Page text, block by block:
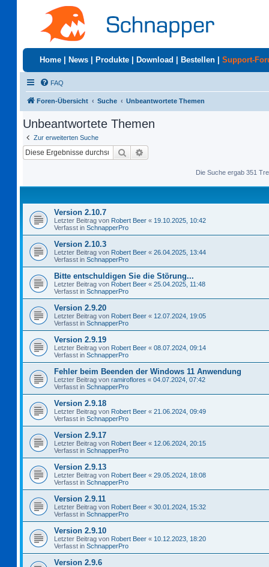
Home News Produkte Download Bestellen Support-
FAQ
Foren-Übersicht Suche Unbeantwortete Themen
Unbeantwortete Themen
Zur erweiterten Suche
Suche
Die Suche ergab 351
Version 2.10.7
Letzter Beitrag von Robert Beer « 19.10.2025, 10:42
Verfasst in SchnapperPro
Version 2.10.3
Letzter Beitrag von Robert Beer « 26.04.2025, 13:44
Verfasst in SchnapperPro
Bitte entschuldigen Sie die Störung...
Letzter Beitrag von Robert Beer « 25.04.2025, 11:48
Verfasst in SchnapperPro
Version 2.9.20
Letzter Beitrag von Robert Beer « 12.07.2024, 19:05
Verfasst in SchnapperPro
Version 2.9.19
Letzter Beitrag von Robert Beer « 08.07.2024, 09:14
Verfasst in SchnapperPro
Fehler beim Beenden der Windows 11 Anwendung
Letzter Beitrag von ramiroflores « 04.07.2024, 07:42
Verfasst in SchnapperPro
Version 2.9.18
Letzter Beitrag von Robert Beer « 21.06.2024, 09:49
Verfasst in SchnapperPro
Version 2.9.17
Letzter Beitrag von Robert Beer « 12.06.2024, 20:15
Verfasst in SchnapperPro
Version 2.9.13
Letzter Beitrag von Robert Beer « 29.05.2024, 18:08
Verfasst in SchnapperPro
Version 2.9.11
Letzter Beitrag von Robert Beer « 30.01.2024, 15:32
Verfasst in SchnapperPro
Version 2.9.10
Letzter Beitrag von Robert Beer « 10.12.2023, 18:20
Verfasst in SchnapperPro
Version 2.9.6